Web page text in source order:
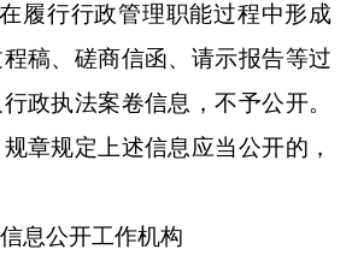
履行行政管理职能过程中形成
稿、磋商信函、请示报告等过
政执法案卷信息，不予公开。
章规定上述信息应当公开的，
息公开工作机构